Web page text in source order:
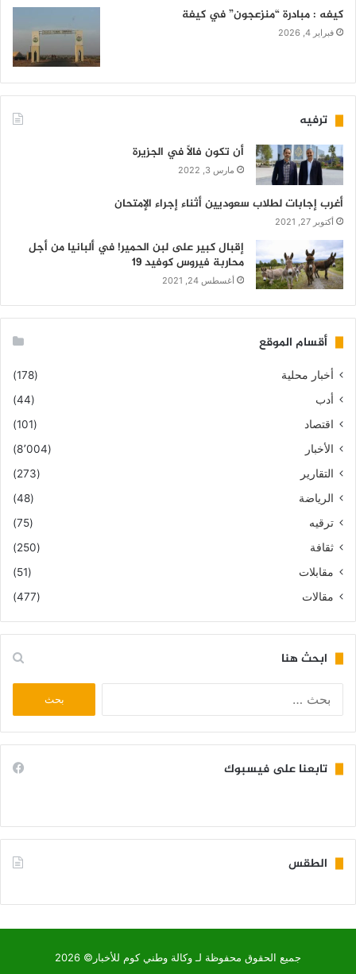
كيفه : مبادرة “منزعجون” في كيفة
فبراير 4, 2026
ترفيه
أن تكون فالاً في الجزيرة
مارس 3, 2022
أغرب إجابات لطلاب سعوديين أثناء إجراء الإمتحان
أكتوبر 27, 2021
إقبال كبير على لبن الحمير! في ألبانيا من أجل
محاربة فيروس كوفيد 19
أغسطس 24, 2021
أقسام الموقع
أخبار محلية
(178)
أدب
(44)
اقتصاد
(101)
الأخبار
(8٬004)
التقارير
(273)
الرياضة
(48)
ترقيه
(75)
ثقافة
(250)
مقابلات
(51)
مقالات
(477)
ابحث هنا
تابعنا على فيسبوك
الطقس
جميع الحقوق محفوظة لـ وكالة وطني كوم للأخبار© 2026